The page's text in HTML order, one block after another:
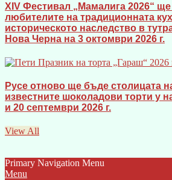
XIV Фестивал „Мамалига 2026“
любителите на традиционната
историческото наследство в
Нова Черна на 3 октомври 2026 г.
Русе отново ще бъде столицата
известните шоколадови торти у
и 20 септември 2026 г.
View All
Primary Navigation Menu
Menu